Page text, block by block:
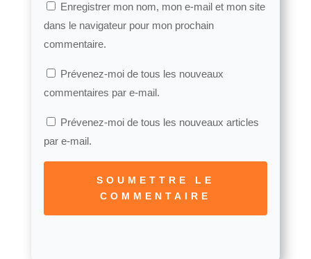
Enregistrer mon nom, mon e-mail et mon site
dans le navigateur pour mon prochain
commentaire.
Prévenez-moi de tous les nouveaux
commentaires par e-mail.
Prévenez-moi de tous les nouveaux articles
par e-mail.
SOUMETTRE LE
COMMENTAIRE